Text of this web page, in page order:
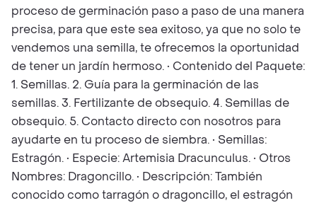
proceso de germinación paso a paso de una manera
precisa, para que este sea exitoso, ya que no solo te
vendemos una semilla, te ofrecemos la oportunidad
de tener un jardín hermoso. • Contenido del Paquete:
1. Semillas. 2. Guía para la germinación de las
semillas. 3. Fertilizante de obsequio. 4. Semillas de
obsequio. 5. Contacto directo con nosotros para
ayudarte en tu proceso de siembra. • Semillas:
Estragón. • Especie: Artemisia Dracunculus. • Otros
Nombres: Dragoncillo. • Descripción: También
conocido como tarragón o dragoncillo, el estragón